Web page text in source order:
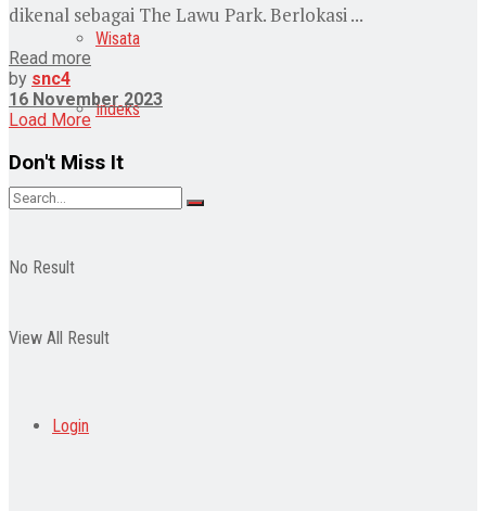
Wisata
Indeks
No Result
View All Result
Login
dikenal sebagai The Lawu Park. Berlokasi ...
Read more
by snc4
16 November 2023
Load More
Don't Miss It